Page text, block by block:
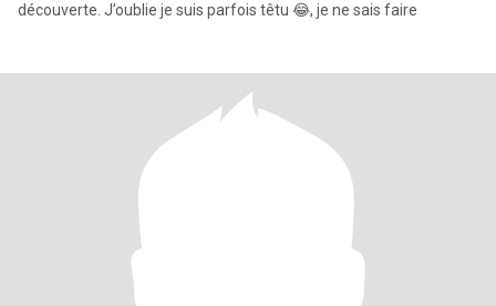
découverte. J’oublie je suis parfois têtu 😂, je ne sais faire